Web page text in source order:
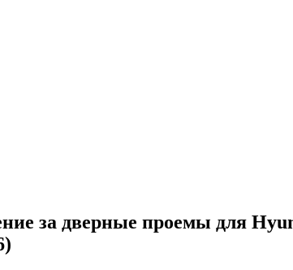
за дверные проемы для